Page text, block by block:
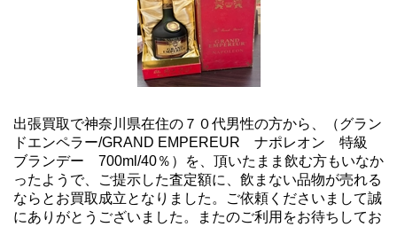
出張買取で神奈川県在住の７０代男性の方から、（グラン
ドエンペラー/GRAND EMPEREUR ナポレオン 特級
ブランデー 700ml/40％）を、頂いたまま飲む方もいなか
ったようで、ご提示した査定額に、飲まない品物が売れる
ならとお買取成立となりました。ご依頼くださいまして誠
にありがとうございました。またのご利用をお待ちしてお